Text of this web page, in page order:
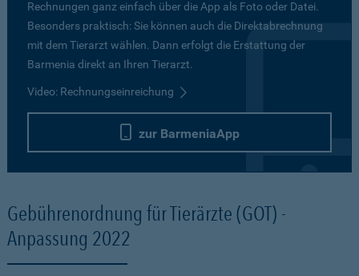
Rechnungen ganz einfach über die App als Foto oder Datei.
Besonders praktisch: Sie können auch die Direktabrechnung
mit dem Tierarzt wählen. Dann erfolgt die Erstattung der
Barmenia direkt an Ihren Tierarzt.
Video: Rechnungseinreichung
zur BarmeniaApp
Gebührenordnung für Tierärzte (GOT) -
Anpassung 2022